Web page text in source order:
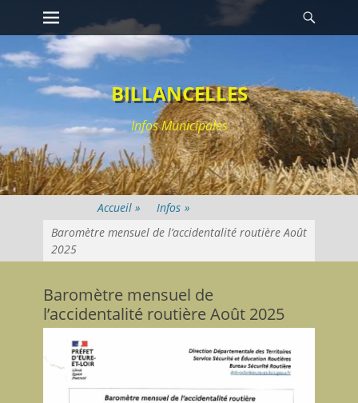
Passer
au
contenu
Premier menu
BILLANCELLES
Infos Municipales
Infos »
Baromètre mensuel de l’accidentalité routière Août
2025
Baromètre mensuel de
l’accidentalité routière Août 2025